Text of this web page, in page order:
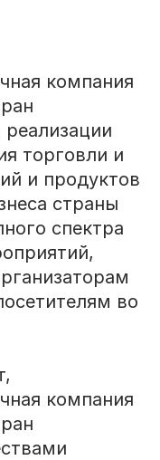
компания
торговли и
и продуктов
страны
спектра
во
компания